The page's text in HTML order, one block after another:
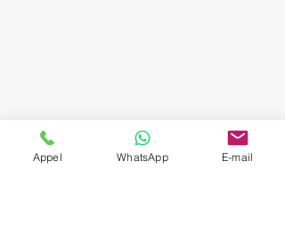
Appel WhatsApp E-mail